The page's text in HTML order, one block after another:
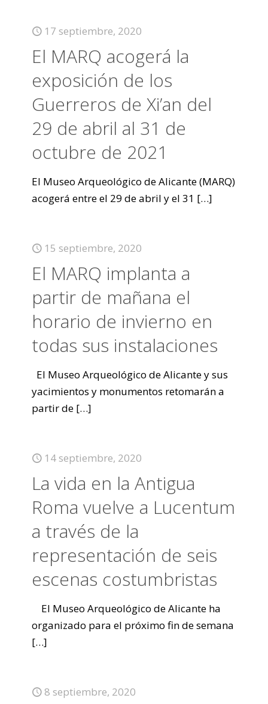
17 septiembre, 2020
El MARQ acogerá la
exposición de los
Guerreros de Xi’an del
29 de abril al 31 de
octubre de 2021
El Museo Arqueológico de Alicante (MARQ)
acogerá entre el 29 de abril y el 31 […]
15 septiembre, 2020
El MARQ implanta a
partir de mañana el
horario de invierno en
todas sus instalaciones
El Museo Arqueológico de Alicante y sus
yacimientos y monumentos retomarán a
partir de […]
14 septiembre, 2020
La vida en la Antigua
Roma vuelve a Lucentum
a través de la
representación de seis
escenas costumbristas
El Museo Arqueológico de Alicante ha
organizado para el próximo fin de semana
[…]
8 septiembre, 2020